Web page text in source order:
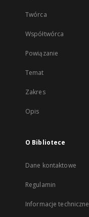
Twórca
Współtwórca
Powiązanie
Temat
Zakres
Opis
O Bibliotece
Dane kontaktowe
Regulamin
Informacje techniczne